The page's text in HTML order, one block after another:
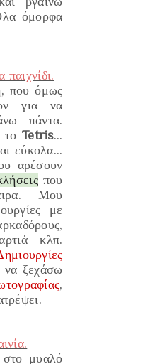
όμορφα
παιχνίδι.
, που όμως
για να
πάντα.
το Tetris...
εύκολα...
αρέσουν
που
Μου
με
κλπ.
να ξεχάσω
,
μυαλό